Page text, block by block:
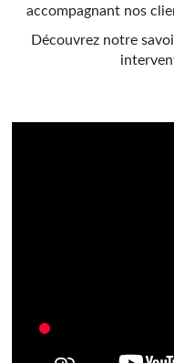
accompagnant nos
Découvrez notre